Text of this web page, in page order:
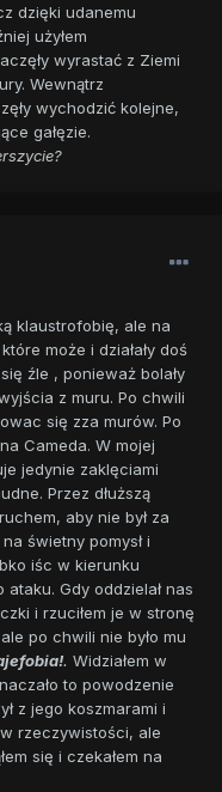
dzięki udanemu
użyłem
wyrastać z Ziemi
Wewnątrz
wychodzić kolejne,
gałęzie.
klaustrofobię, ale na
może i działały doś
źle , ponieważ bolały
z muru. Po chwili
się zza murów. Po
Cameda. W mojej
jedynie zaklęciami
Przez dłuższą
aby nie był za
świetny pomysł i
iśc w kierunku
Gdy oddzielał nas
i rzuciłem je w stronę
po chwili nie było mu
. Widziałem w
to powodzenie
z jego koszmarami i
rzeczywistości, ale
się i czekałem na